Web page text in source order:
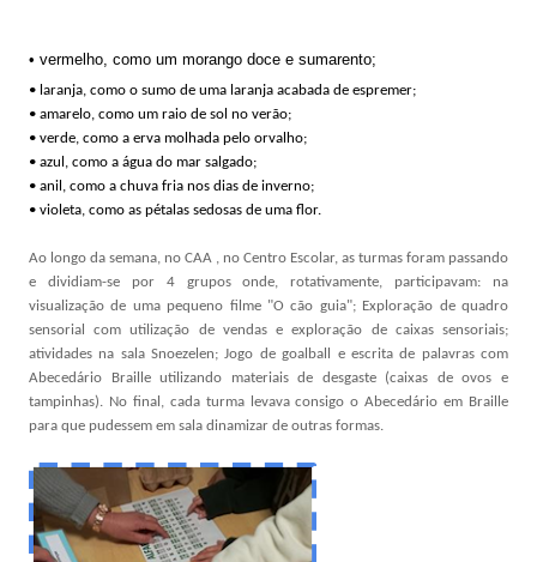
• vermelho, como um morango doce e sumarento;
• laranja, como o sumo de uma laranja acabada de espremer;
• amarelo, como um raio de sol no verão;
• verde, como a erva molhada pelo orvalho;
• azul, como a água do mar salgado;
• anil, como a chuva fria nos dias de inverno;
• violeta, como as pétalas sedosas de uma flor.
Ao longo da semana, no CAA , no Centro Escolar, as turmas foram passando
e dividiam-se por 4 grupos onde, rotativamente, participavam: na
visualização de uma pequeno filme "O cão guia"; Exploração de quadro
sensorial com utilização de vendas e exploração de caixas sensoriais;
atividades na sala Snoezelen; Jogo de goalball e escrita de palavras com
Abecedário Braille utilizando materiais de desgaste (caixas de ovos e
tampinhas). No final, cada turma levava consigo o Abecedário em Braille
para que pudessem em sala dinamizar de outras formas.